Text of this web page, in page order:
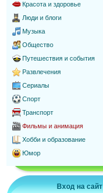
Красота и здоровье
Люди и блоги
Музыка
Общество
Путешествия и события
Развлечения
Сериалы
Спорт
Транспорт
Фильмы и анимация
Хобби и образование
Юмор
Вход на сайт